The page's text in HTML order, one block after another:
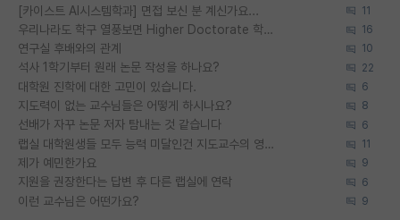
[카이스트 AI시스템학과] 면접 보신 분 계신가요... 11
우리나라도 학구 열풍보면 Higher Doctorate 학위가 필요하다고 봅니다. 16
연구실 후배와의 관계 10
석사 1학기부터 원래 논문 작성을 하나요? 22
대학원 진학에 대한 고민이 있습니다. 6
지도력이 없는 교수님들은 어떻게 하시나요? 8
선배가 자꾸 논문 저자 탐내는 것 같습니다 6
랩실 대학원생들 모두 능력 미달인건 지도교수의 영향 아닌가? 11
제가 예민한가요 9
지원을 권장한다는 답변 후 다른 랩실에 연락 6
이런 교수님은 어떤가요? 9